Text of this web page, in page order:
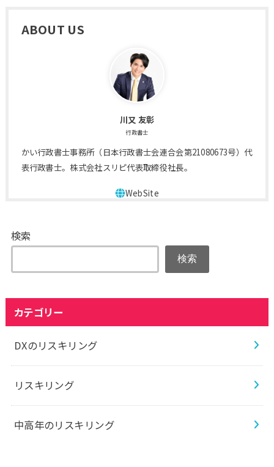
ABOUT US
川又 友彰
行政書士
かい行政書士事務所（日本行政書士会連合会第21080673号）代
表行政書士。株式会社スリピ代表取締役社長。
検索
検索
カテゴリー
DXのリスキリング
リスキリング
中高年のリスキリング